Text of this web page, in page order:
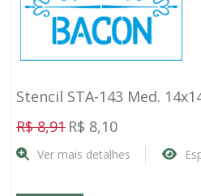
Stencil STA-143 Med.
R$ 8,91 R$ 8,10
Ver mais detalhes